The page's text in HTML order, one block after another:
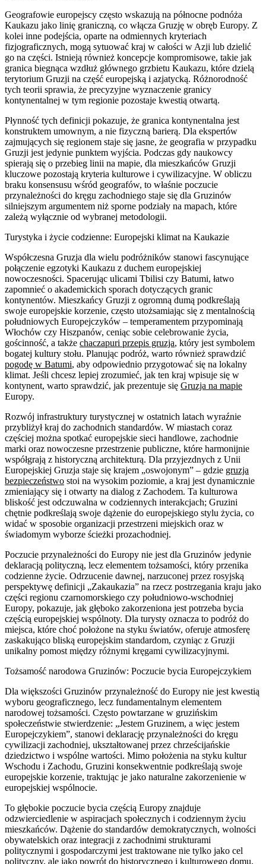
Geografowie europejscy często wskazują na północne podnóża
Kaukazu jako linię graniczną, co włącza Gruzję w obręb Europy. Z
kolei inne podejścia, oparte na odmiennych kryteriach
fizjograficznych, mogą sytuować kraj w całości w Azji lub dzielić
go na części. Istnieją również koncepcje kompromisowe, takie jak
granica biegnąca wzdłuż głównego grzbietu Kaukazu, które dzielą
terytorium Gruzji na część europejską i azjatycką. Różnorodność
tych teorii sprawia, że precyzyjne wyznaczenie granicy
kontynentalnej w tym regionie pozostaje kwestią otwartą.
Płynność tych definicji pokazuje, że granica kontynentalna jest
konstruktem umownym, a nie fizyczną barierą. Dla ekspertów
zajmujących się regionem staje się jasne, że geografia w przypadku
Gruzji jest jedynie punktem wyjścia. Podczas gdy naukowcy
spierają się o przebieg linii na mapie, dla mieszkańców Gruzji
kluczowe pozostają kryteria kulturowe i cywilizacyjne. W obliczu
braku konsensusu wśród geografów, to właśnie poczucie
przynależności do kręgu zachodniego staje się dla Gruzinów
silniejszym argumentem niż sporne podziały na mapach, które
zależą wyłącznie od wybranej metodologii.
Turystyka i życie codzienne: Europejski klimat na Kaukazie
Współczesna Gruzja dla wielu podróżników stanowi fascynujące
połączenie egzotyki Kaukazu z duchem europejskiej
nowoczesności. Spacerując ulicami Tbilisi czy Batumi, łatwo
zapomnieć o akademickich sporach dotyczących granic
kontynentów. Mieszkańcy Gruzji z ogromną dumą podkreślają
swoje europejskie korzenie, często utożsamiając się z mentalnością
południowych Europejczyków – temperamentem przypominają
Włochów czy Hiszpanów, ceniąc sobie celebrowanie życia,
gościnność, a także chaczapuri przepis gruzja, który jest symbolem
bogatej kultury stołu. Planując podróż, warto również sprawdzić
pogodę w Batumi, aby odpowiednio przygotować się na lokalny
klimat. Jeśli chcesz lepiej zrozumieć, jak ten kraj wpisuje się w
kontynent, warto sprawdzić, jak prezentuje się Gruzja na mapie
Europy.
Rozwój infrastruktury turystycznej w ostatnich latach wyraźnie
przybliżył kraj do zachodnich standardów. W miastach coraz
częściej można spotkać europejskie sieci handlowe, zachodnie
marki oraz nowoczesne przestrzenie publiczne, które harmonijnie
współgrają z historyczną architekturą. Dla przyjezdnych z Unii
Europejskiej Gruzja staje się krajem „oswojonym” – gdzie gruzja
bezpieczeństwo stoi na wysokim poziomie, a kraj jest dynamicznie
zmieniający się i otwarty na dialog z Zachodem. Ta kulturowa
bliskość jest odczuwalna w codziennych interakcjach; Gruzini
chętnie podkreślają swoje dążenie do europejskiego stylu życia, co
widać w sposobie organizacji przestrzeni miejskich oraz w
świadomym wyborze ścieżki prozachodniej.
Poczucie przynależności do Europy nie jest dla Gruzinów jedynie
deklaracją polityczną, lecz elementem tożsamości, który przenika
codzienne życie. Odrzucenie dawnej, narzuconej przez rosyjską
perspektywę definicji „Zakaukazia” na rzecz postrzegania kraju jako
części regionu czarnomorskiego czy południowo-wschodniej
Europy, pokazuje, jak głęboko zakorzeniona jest potrzeba bycia
częścią europejskiej wspólnoty. Dla turysty oznacza to podróż do
miejsca, które choć położone na styku światów, oferuje atmosferę
zaskakująco bliską europejskim standardom, czyniąc z Gruzji
unikalny pomost między różnymi kręgami cywilizacyjnymi.
Tożsamość narodowa Gruzinów: Poczucie bycia Europejczykiem
Dla większości Gruzinów przynależność do Europy nie jest kwestią
wyboru geograficznego, lecz fundamentalnym elementem
narodowej tożsamości. Często powtarzane w gruzińskim
społeczeństwie stwierdzenie: „Jestem Gruzinem, a więc jestem
Europejczykiem”, stanowi deklarację przynależności do kręgu
cywilizacji zachodniej, ukształtowanej przez chrześcijańskie
dziedzictwo i wspólne wartości. Mimo położenia na styku kultur
Wschodu i Zachodu, Gruzini konsekwentnie podkreślają swoje
europejskie korzenie, traktując je jako naturalne zakorzenienie w
europejskiej wspólnocie.
To głębokie poczucie bycia częścią Europy znajduje
odzwierciedlenie w aspiracjach społecznych i codziennym życiu
mieszkańców. Dążenie do standardów demokratycznych, wolności
obywatelskich oraz integracji z zachodnimi strukturami
politycznymi i gospodarczymi jest traktowane nie tylko jako cel
polityczny, ale jako powrót do historycznego i kulturowego domu.